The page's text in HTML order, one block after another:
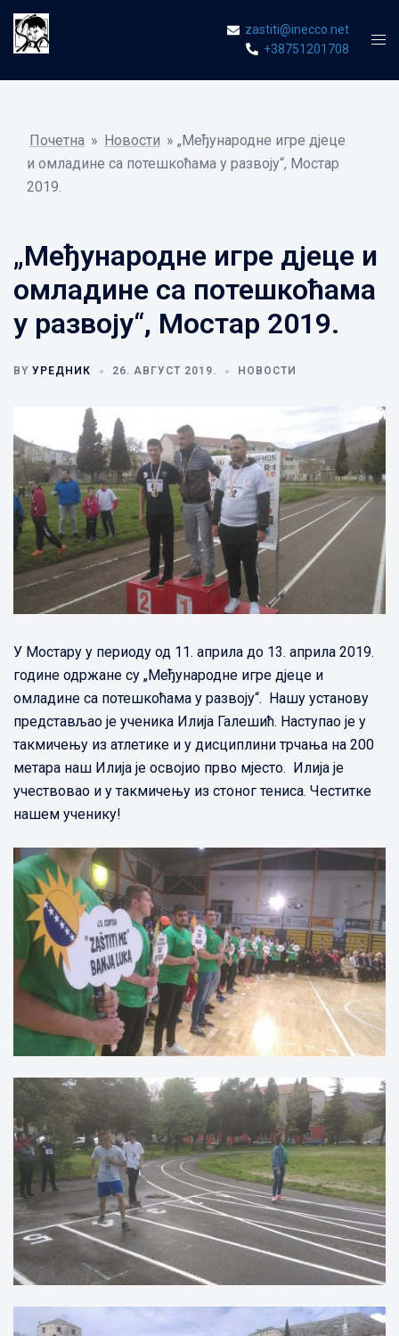
Skip
content
zastiti@inecco.net
+38751201708
Почетна » Новости » „Међународне игре дјеце
и омладине са потешкоћама у развоју“, Мостар
2019.
„Међународне игре дјеце и
омладине са потешкоћама
у развоју“, Мостар 2019.
BY УРЕДНИК 26. АВГУСТ 2019. НОВОСТИ
У Мостару у периоду од 11. априла до 13. априла 2019.
године одржане су „Међународне игре дјеце и
омладине са потешкоћама у развоју“. Нашу установу
представљао је ученика Илија Галешић. Наступао је у
такмичењу из атлетике и у дисциплини трчања на 200
метара наш Илија је освојио прво мјесто. Илија је
учествовао и у такмичењу из стоног тениса. Честитке
нашем ученику!